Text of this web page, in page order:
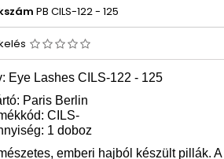
PB CILS-122 - 125
Eye Lashes CILS-122 - 125
Paris Berlin
CILS-
1 doboz
emberi hajból készült pillák.